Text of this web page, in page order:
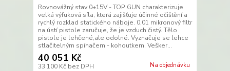
Rovnovážný stav 0±15V - TOP GUN charakterizuje
velká výfuková síla, která zajišťuje účinné očištění a
rychlý rozklad statického náboje. 0,01 mikronový filtr
na ústí pistole zaručuje, že je vzduch čistý. Tělo
pistole je lehčené,ale odolné. Vyznačuje se lehce
stlačitelným spínačem - kohoutkem. Vešker...
40 051 Kč
33 100 Kč bez DPH Na objednávku